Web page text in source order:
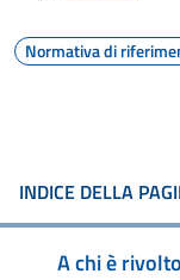
Normativa di
INDICE DELLA
A chi è rivolto